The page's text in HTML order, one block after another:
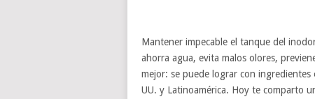
Mantener impecable el tanque del
ahorra agua, evita malos olores,
mejor: se puede lograr con ingredientes
UU. y Latinoamérica. Hoy te comparto